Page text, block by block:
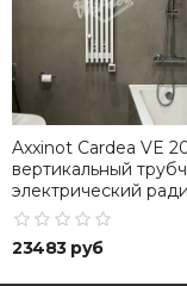
Axxinot Cardea VE
вертикальный
электрический
высотой 2000 мм
23483 руб